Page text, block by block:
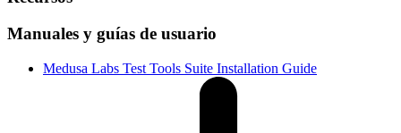
Manuales y guías de usuario
Medusa Labs Test Tools Suite Installation Guide